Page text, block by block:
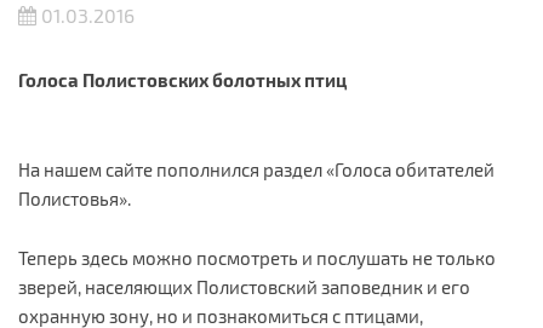
01.03.2016
Голоса Полистовских болотных птиц
На нашем сайте пополнился раздел «Голоса обитателей
Полистовья».
Теперь здесь можно посмотреть и послушать не только
зверей, населяющих Полистовский заповедник и его
охранную зону, но и познакомиться с птицами,